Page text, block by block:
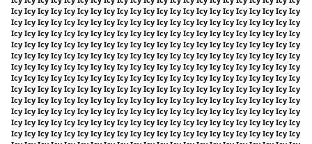
Icy Icy Icy Icy Icy Icy Icy Icy Icy Icy Icy Icy Icy Icy Icy Icy Icy Icy Icy Icy Icy Icy
Icy Icy Icy Icy Icy Icy Icy Icy Icy Icy Icy Icy Icy Icy Icy Icy Icy Icy Icy Icy Icy Icy
Icy Icy Icy Icy Icy Icy Icy Icy Icy Icy Icy Icy Icy Icy Icy Icy Icy Icy Icy Icy Icy Icy
Icy Icy Icy Icy Icy Icy Icy Icy Icy Icy Icy Icy Icy Icy Icy Icy Icy Icy Icy Icy Icy Icy
Icy Icy Icy Icy Icy Icy Icy Icy Icy Icy Icy Icy Icy Icy Icy Icy Icy Icy Icy Icy Icy Icy
Icy Icy Icy Icy Icy Icy Icy Icy Icy Icy Icy Icy Icy Icy Icy Icy Icy Icy Icy Icy Icy Icy
Icy Icy Icy Icy Icy Icy Icy Icy Icy Icy Icy Icy Icy Icy Icy Icy Icy Icy Icy Icy Icy Icy
Icy Icy Icy Icy Icy Icy Icy Icy Icy Icy Icy Icy Icy Icy Icy Icy Icy Icy Icy Icy Icy Icy
Icy Icy Icy Icy Icy Icy Icy Icy Icy Icy Icy Icy Icy Icy Icy Icy Icy Icy Icy Icy Icy Icy
Icy Icy Icy Icy Icy Icy Icy Icy Icy Icy Icy Icy Icy Icy Icy Icy Icy Icy Icy Icy Icy Icy
Icy Icy Icy Icy Icy Icy Icy Icy Icy Icy Icy Icy Icy Icy Icy Icy Icy Icy Icy Icy Icy Icy
Icy Icy Icy Icy Icy Icy Icy Icy Icy Icy Icy Icy Icy Icy Icy Icy Icy Icy Icy Icy Icy Icy